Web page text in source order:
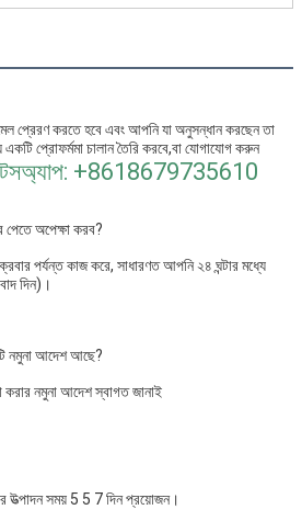
প্রেরণ করতে হবে এবং আপনি যা অনুসন্ধান করছেন তা
প্রোফর্মমা চালান তৈরি করবে,
বা যোগাযোগ করুন
+8618679735610
অপেক্ষা করব?
পর্যন্ত কাজ করে, সাধারণত আপনি ২৪ ঘন্টার মধ্যে
দিন)।
নমুনা আদেশ আছে?
করার নমুনা আদেশ স্বাগত জানাই
সময় 5 5 7 দিন প্রয়োজন।